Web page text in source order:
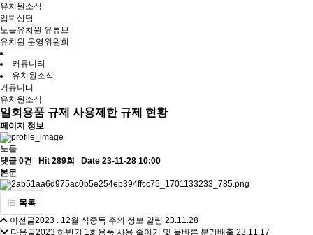
유치원소식
입학상담
노들유치원 유튜브
유치원 운영위원회
커뮤니티
유치원소식
커뮤니티
유치원소식
일회용품 규제 사용제한 규제 현황
페이지 정보
노들
댓글 0건
Hit 289회
Date 23-11-28 10:00
본문
목록
이전글2023 . 12월 식중독 주의 정보 알림 23.11.28
다음글2023 하반기 1회용품 사용 줄이기 및 올바른 분리배출 23.11.17